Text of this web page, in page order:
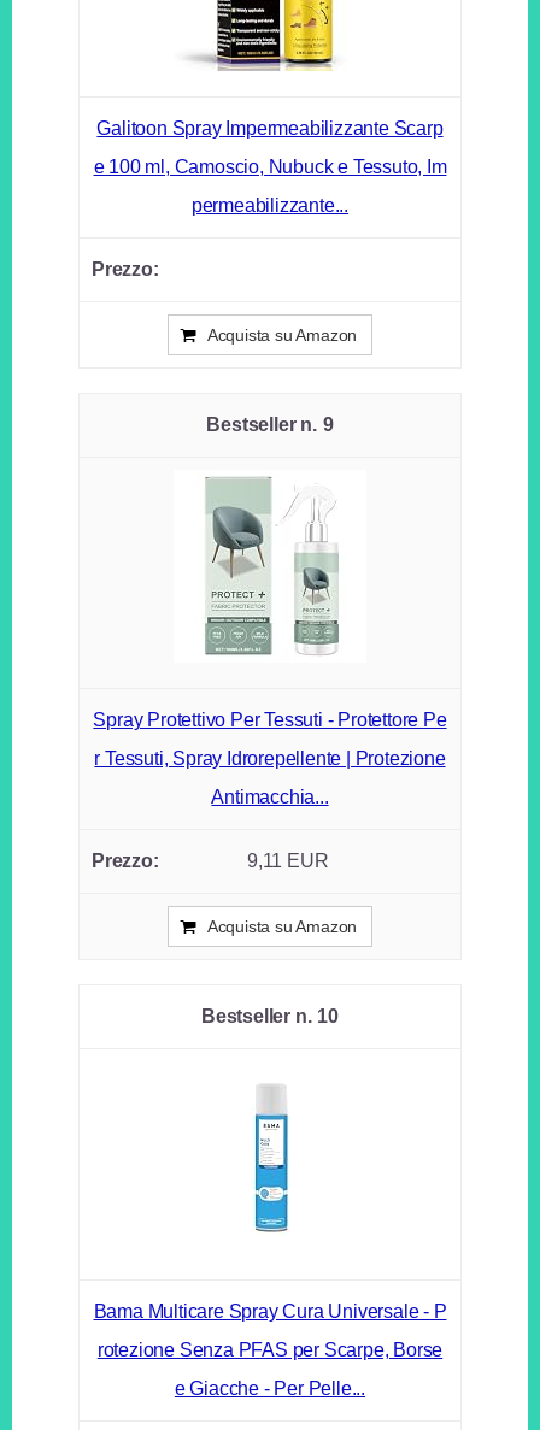
Galitoon Spray Impermeabilizzante Scarp
e 100 ml, Camoscio, Nubuck e Tessuto, Im
permeabilizzante...
Acquista su Amazon
9
Spray Protettivo Per Tessuti - Protettore Pe
r Tessuti, Spray Idrorepellente | Protezione
Antimacchia...
9,11 EUR
Acquista su Amazon
10
Bama Multicare Spray Cura Universale - P
rotezione Senza PFAS per Scarpe, Borse
e Giacche - Per Pelle...